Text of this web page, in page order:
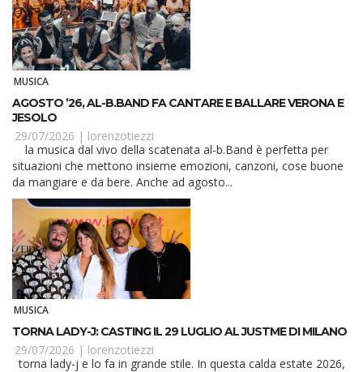
MUSICA
AGOSTO ’26, AL-B.BAND FA CANTARE E BALLARE VERONA E
JESOLO
29/07/2026 | lorenzotiezzi
situazioni che mettono insieme emozioni, canzoni, cose buone
da mangiare e da bere. Anche ad agosto...
MUSICA
TORNA LADY-J: CASTING IL 29 LUGLIO AL JUSTME DI MILANO
29/07/2026 | lorenzotiezzi
torna lady-j e lo fa in grande stile. In questa calda estate 2026,